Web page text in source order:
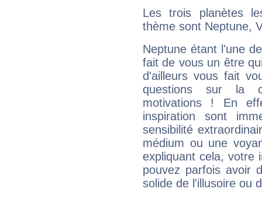
Les trois planètes
thème sont Neptune,
Neptune étant l'une
fait de vous un être
d'ailleurs vous fait
questions sur la
motivations ! En
inspiration sont
sensibilité
médium ou une
expliquant cela, votre
pouvez parfois avoir
solide de l'illusoire ou